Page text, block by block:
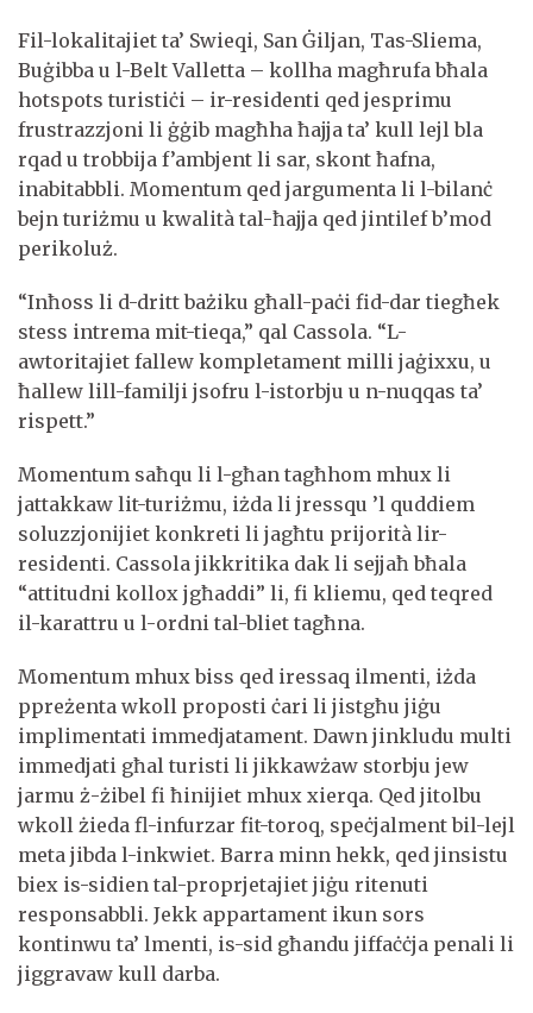
Fil-lokalitajiet ta’ Swieqi, San Ġiljan, Tas-Sliema,
Buġibba u l-Belt Valletta – kollha magħrufa bħala
hotspots turistiċi – ir-residenti qed jesprimu
frustrazzjoni li ġġib magħha ħajja ta’ kull lejl bla
rqad u trobbija f’ambjent li sar, skont ħafna,
inabitabbli. Momentum qed jargumenta li l-bilanċ
bejn turiżmu u kwalità tal-ħajja qed jintilef b’mod
perikoluż.
“Inħoss li d-dritt bażiku għall-paċi fid-dar tiegħek
stess intrema mit-tieqa,” qal Cassola. “L-
awtoritajiet fallew kompletament milli jaġixxu, u
ħallew lill-familji jsofru l-istorbju u n-nuqqas ta’
rispett.”
Momentum saħqu li l-għan tagħhom mhux li
jattakkaw lit-turiżmu, iżda li jressqu ’l quddiem
soluzzjonijiet konkreti li jagħtu prijorità lir-
residenti. Cassola jikkritika dak li sejjaħ bħala
“attitudni kollox jgħaddi” li, fi kliemu, qed teqred
il-karattru u l-ordni tal-bliet tagħna.
Momentum mhux biss qed iressaq ilmenti, iżda
ppreżenta wkoll proposti ċari li jistgħu jiġu
implimentati immedjatament. Dawn jinkludu multi
immedjati għal turisti li jikkawżaw storbju jew
jarmu ż-żibel fi ħinijiet mhux xierqa. Qed jitolbu
wkoll żieda fl-infurzar fit-toroq, speċjalment bil-lejl
meta jibda l-inkwiet. Barra minn hekk, qed jinsistu
biex is-sidien tal-proprjetajiet jiġu ritenuti
responsabbli. Jekk appartament ikun sors
kontinwu ta’ lmenti, is-sid għandu jiffaċċja penali li
jiggravaw kull darba.